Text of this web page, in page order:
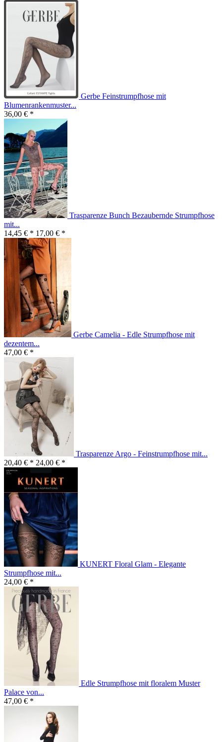
Gerbe Feinstrumpfhose mit
Blumenrankenmuster...
36,00 € *
Trasparenze Bunch Bezaubernde Strumpfhose
mit...
14,45 € * 17,00 € *
Gerbe Camelia - Edle Strumpfhose mit
dezentem...
47,00 € *
Trasparenze Argo - Feinstrumpfhose mit...
20,40 € * 24,00 € *
KUNERT Floral Glam - Elegante
Strumpfhose mit...
24,00 € *
Edle Strumpfhose mit floralem Muster
Palace von...
47,00 € *